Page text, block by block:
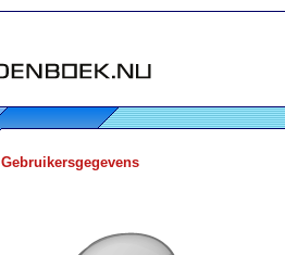
Gebruikersgegevens